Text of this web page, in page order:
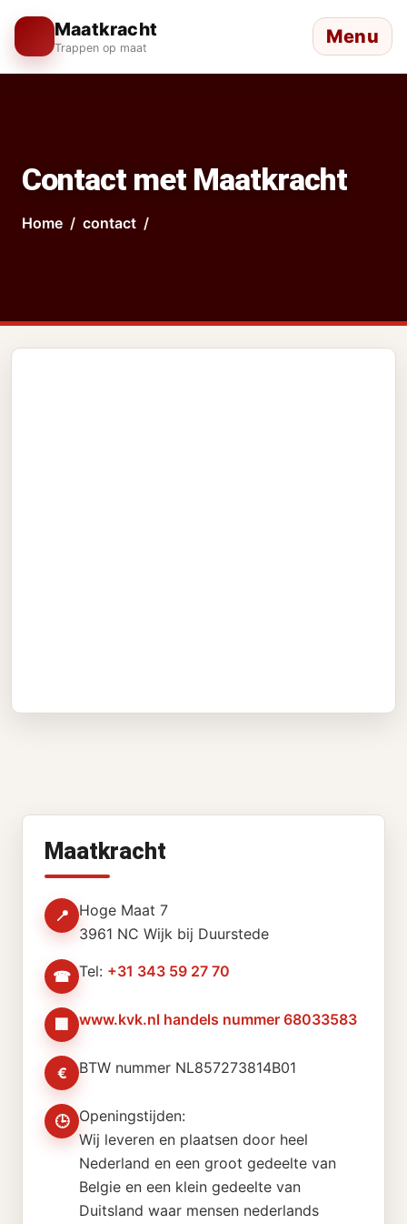
Maatkracht
Trappen op maat Menu
Contact met Maatkracht
Home contact
Maatkracht
📍
Hoge Maat 7
3961 NC Wijk bij Duurstede
☎ Tel: +31 343 59 27 70
🏢 www.kvk.nl handels nummer 68033583
€ BTW nummer NL857273814B01
🕒 Openingstijden:
Wij leveren en plaatsen door heel
Nederland en een groot gedeelte van
Belgie en een klein gedeelte van
Duitsland waar mensen nederlands